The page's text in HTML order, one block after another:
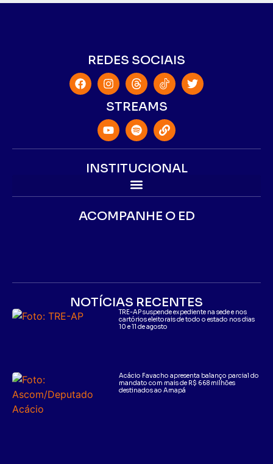
REDES SOCIAIS
STREAMS
INSTITUCIONAL
ACOMPANHE O ED
NOTÍCIAS RECENTES
TRE-AP suspende expediente na sede e nos
cartórios eleitorais de todo o estado nos dias
10 e 11 de agosto
Acácio Favacho apresenta balanço parcial do
mandato com mais de R$ 668 milhões
destinados ao Amapá